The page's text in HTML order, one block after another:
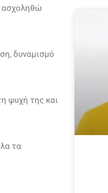
ασχοληθώ
δυναμισμό
ψυχή της και
τα